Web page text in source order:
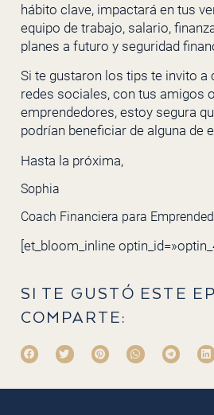
hábito clave, impactará en tus
equipo de trabajo, salario,
planes a futuro y seguridad
Si te gustaron los tips te invito
redes sociales, con tus amigos
emprendedores, estoy segura
podrían beneficiar de alguna de
Hasta la próxima,
Sophia
Coach Financiera para
[et_bloom_inline
SI TE GUSTÓ ESTE
COMPARTE: